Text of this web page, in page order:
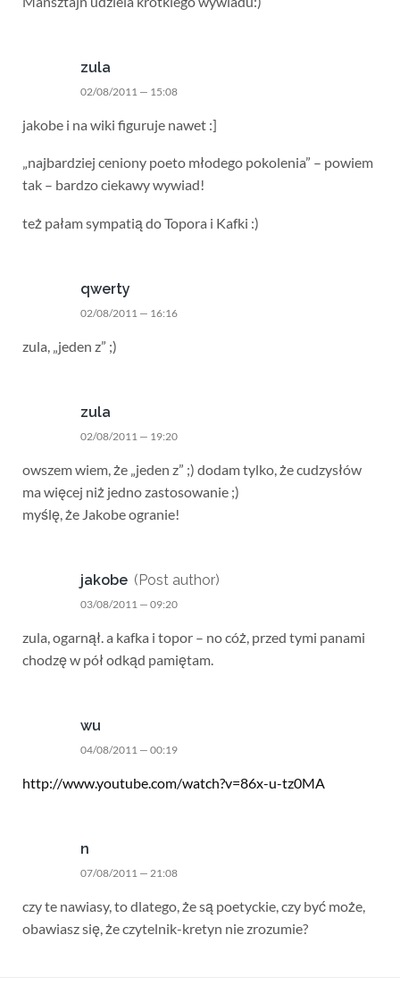
zula
02/08/2011 — 15:08
jakobe i na wiki figuruje nawet :]
„najbardziej ceniony poeto młodego pokolenia” – powiem
tak – bardzo ciekawy wywiad!
też pałam sympatią do Topora i Kafki :)
qwerty
02/08/2011 — 16:16
zula, „jeden z” ;)
zula
02/08/2011 — 19:20
owszem wiem, że „jeden z” ;) dodam tylko, że cudzysłów
ma więcej niż jedno zastosowanie ;)
myślę, że Jakobe ogranie!
jakobe (Post author)
03/08/2011 — 09:20
zula, ogarnął. a kafka i topor – no cóż, przed tymi panami
chodzę w pół odkąd pamiętam.
wu
04/08/2011 — 00:19
http://www.youtube.com/watch?v=86x-u-tz0MA
n
07/08/2011 — 21:08
czy te nawiasy, to dlatego, że są poetyckie, czy być może,
obawiasz się, że czytelnik-kretyn nie zrozumie?